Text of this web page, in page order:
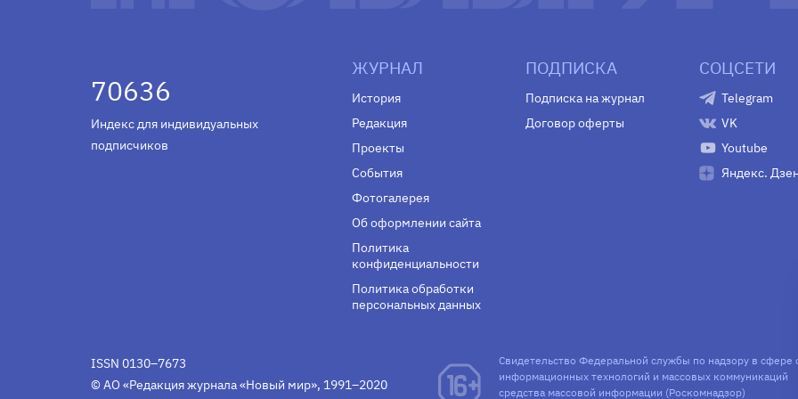
70636
Индекс для индивидуальных
подписчиков
ЖУРНАЛ
История
Редакция
Проекты
События
Фотогалерея
Об оформлении сайта
Политика
конфиденциальности
Политика обработки
персональных данных
ПОДПИСКА
Подписка на журнал
Договор оферты
СОЦСЕТИ
Telegram
VK
Youtube
Яндекс. Дзен
ISSN 0130–7673
© АО «Редакция журнала «Новый мир», 1991–2020
Свидетельство Федеральной службы по надзору в сфере
информационных технологий и массовых коммуникаций
средства массовой информации (Роскомнадзор)